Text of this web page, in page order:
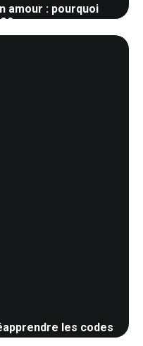
amour : pourquoi
les codes